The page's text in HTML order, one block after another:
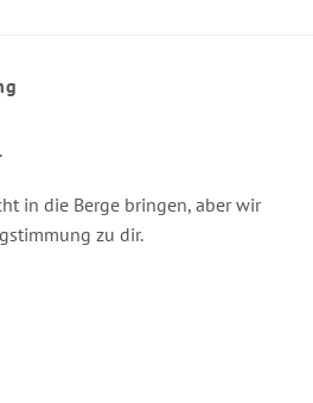
in die Berge bringen, aber wir
zu dir.